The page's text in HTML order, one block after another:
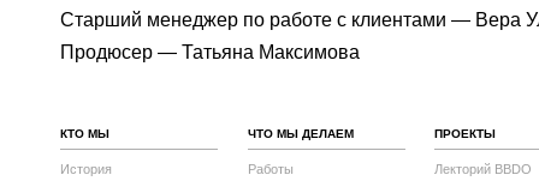
Старший менеджер по работе с клиентами — Вера
Продюсер — Татьяна Максимова
КТО МЫ
История
ЧТО МЫ ДЕЛАЕМ
Работы
ПРОЕКТЫ
Лекторий BBDO